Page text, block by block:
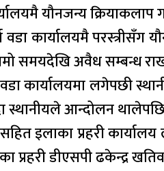
यौनजन्य क्रियाकलाप
वडा कार्यालयमै परस्त्रीसँग
समयदेखि अवैध सम्बन्ध
कार्यालयमा लगेपछी
स्थानीयले आन्दोलन
इलाका प्रहरी कार्यालय
प्रहरी डीएसपी ढकेन्द्र